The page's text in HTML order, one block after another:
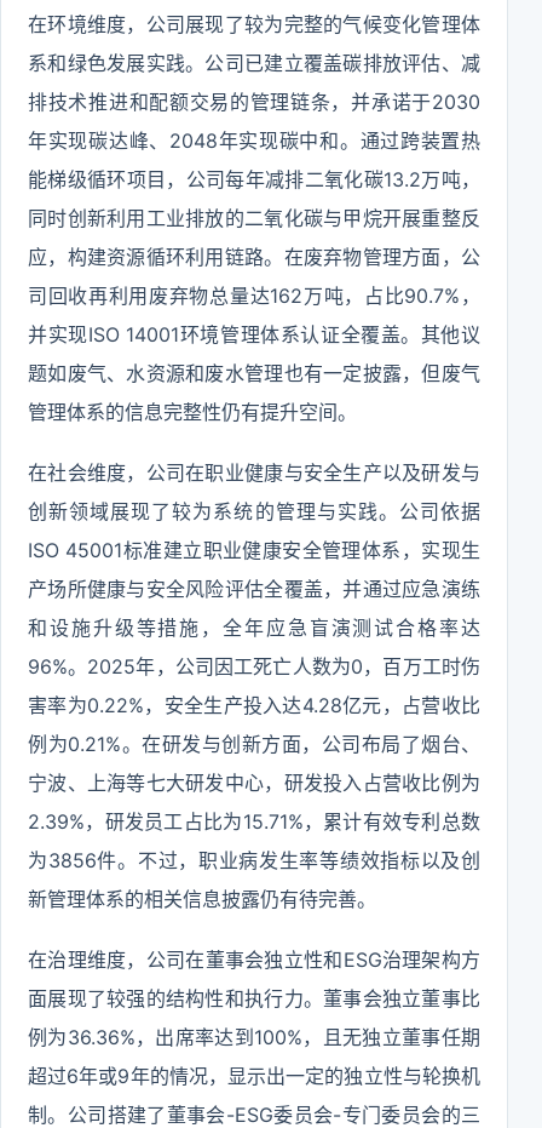
在环境维度，公司展现了较为完整的气候变化管理体
系和绿色发展实践。公司已建立覆盖碳排放评估、减
排技术推进和配额交易的管理链条，并承诺于2030
年实现碳达峰、2048年实现碳中和。通过跨装置热
能梯级循环项目，公司每年减排二氧化碳13.2万吨，
同时创新利用工业排放的二氧化碳与甲烷开展重整反
应，构建资源循环利用链路。在废弃物管理方面，公
司回收再利用废弃物总量达162万吨，占比90.7%，
并实现ISO 14001环境管理体系认证全覆盖。其他议
题如废气、水资源和废水管理也有一定披露，但废气
管理体系的信息完整性仍有提升空间。
在社会维度，公司在职业健康与安全生产以及研发与
创新领域展现了较为系统的管理与实践。公司依据
ISO 45001标准建立职业健康安全管理体系，实现生
产场所健康与安全风险评估全覆盖，并通过应急演练
和设施升级等措施，全年应急盲演测试合格率达
96%。2025年，公司因工死亡人数为0，百万工时伤
害率为0.22%，安全生产投入达4.28亿元，占营收比
例为0.21%。在研发与创新方面，公司布局了烟台、
宁波、上海等七大研发中心，研发投入占营收比例为
2.39%，研发员工占比为15.71%，累计有效专利总数
为3856件。不过，职业病发生率等绩效指标以及创
新管理体系的相关信息披露仍有待完善。
在治理维度，公司在董事会独立性和ESG治理架构方
面展现了较强的结构性和执行力。董事会独立董事比
例为36.36%，出席率达到100%，且无独立董事任期
超过6年或9年的情况，显示出一定的独立性与轮换机
制。公司搭建了董事会-ESG委员会-专门委员会的三